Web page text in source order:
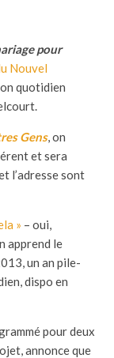
pour
Nouvel
quotidien
Gens, on
et sera
l’adresse sont
» – oui,
apprend le
un an pile-
dispo en
pour deux
annonce que